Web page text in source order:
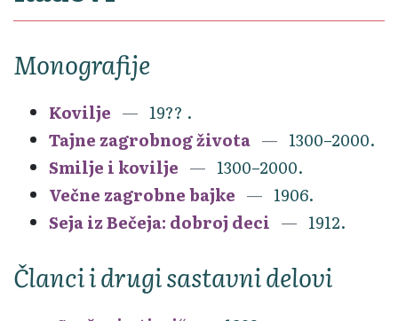
Monografije
Kovilje
19?? .
Tajne zagrobnog života
1300–2000.
Smilje i kovilje
1300–2000.
Večne zagrobne bajke
1906.
Seja iz Bečeja: dobroj deci
1912.
Članci i drugi sastavni delovi